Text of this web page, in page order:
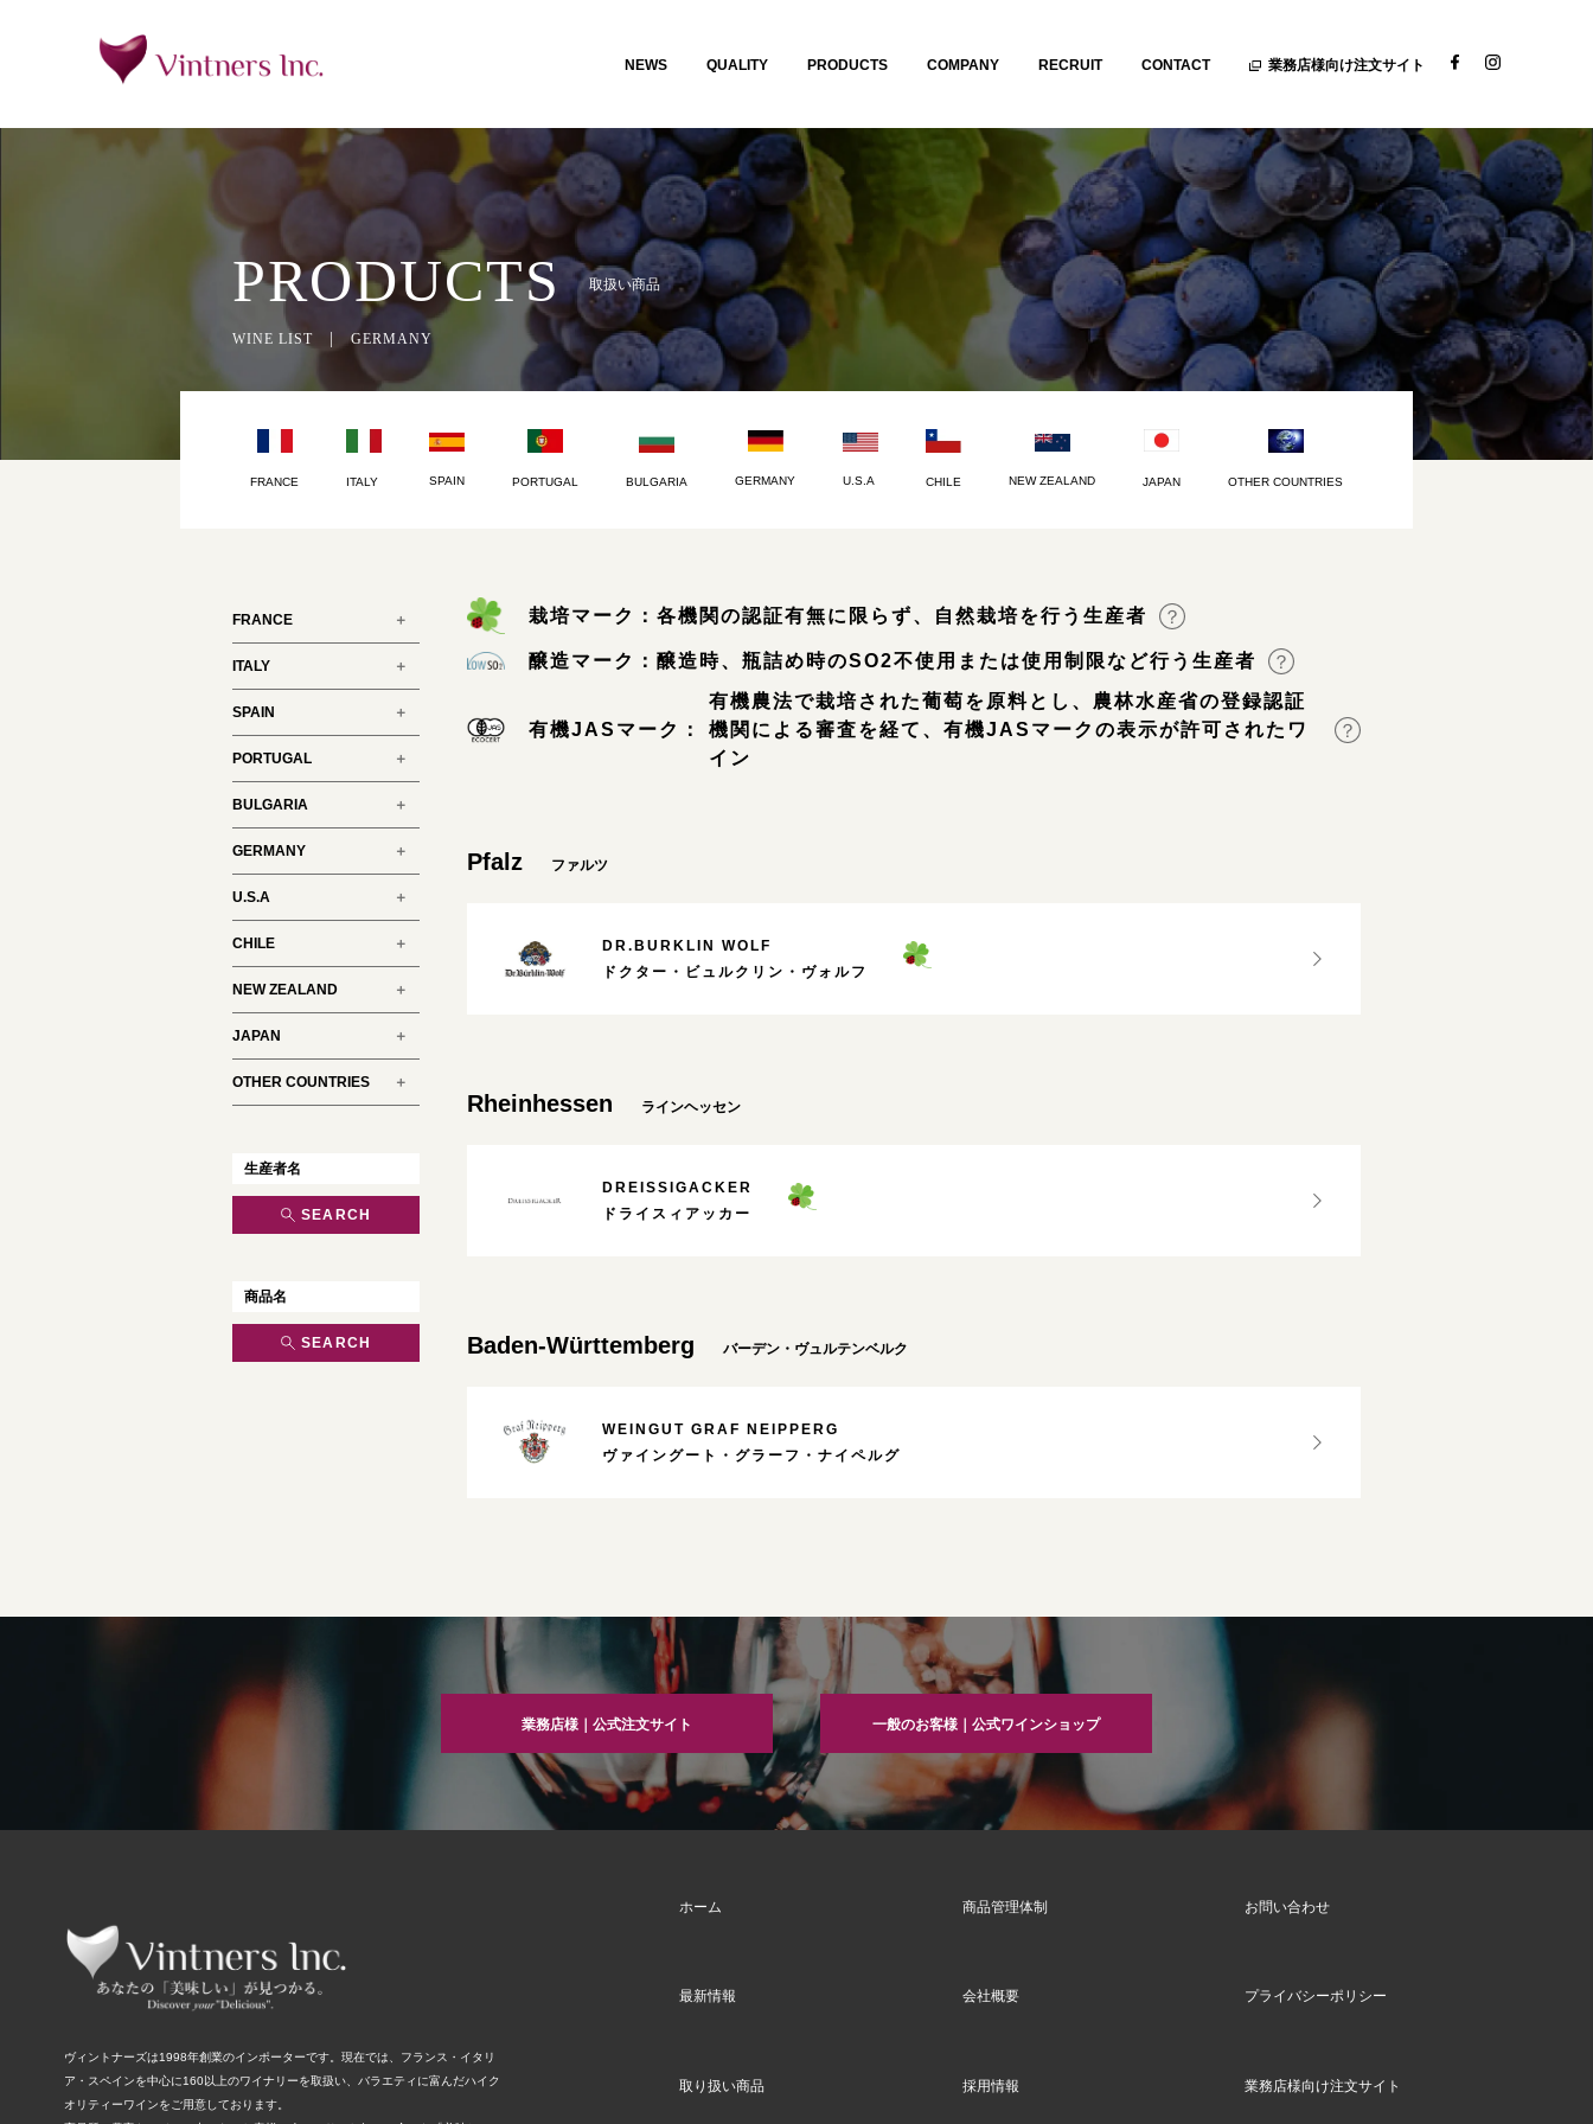
NEWS QUALITY PRODUCTS COMPANY RECRUIT CONTACT 業務店様向け注文サイト
PRODUCTS 取扱い商品
WINE LIST GERMANY
FRANCE ITALY SPAIN PORTUGAL BULGARIA GERMANY U.S.A CHILE NEW ZEALAND JAPAN OTHER COUNTRIES
FRANCE
ITALY
SPAIN
PORTUGAL
BULGARIA
GERMANY
U.S.A
CHILE
NEW ZEALAND
JAPAN
OTHER COUNTRIES
SEARCH
SEARCH
栽培マーク：各機関の認証有無に限らず、自然栽培を行う生産者
醸造マーク：醸造時、瓶詰め時のSO2不使用または使用制限など行う生産者
有機JASマーク：
有機農法で栽培された葡萄を原料とし、農林水産省の登録認証
機関による審査を経て、有機JASマークの表示が許可されたワ
イン
Pfalz ファルツ
DR.BURKLIN WOLF
ドクター・ビュルクリン・ヴォルフ
Rheinhessen ラインヘッセン
DREISSIGACKER
ドライスィアッカー
Baden-Württemberg バーデン・ヴュルテンベルク
WEINGUT GRAF NEIPPERG
ヴァイングート・グラーフ・ナイペルグ
業務店様｜公式注文サイト 一般のお客様｜公式ワインショップ
ヴィントナーズは1998年創業のインポーターです。現在では、フランス・イタリ
ア・スペインを中心に160以上のワイナリーを取扱い、バラエティに富んだハイク
オリティーワインをご用意しております。
ホーム 商品管理体制 お問い合わせ
最新情報 会社概要 プライバシーポリシー
取り扱い商品 採用情報 業務店様向け注文サイト